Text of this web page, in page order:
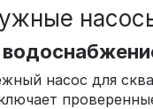
насос для